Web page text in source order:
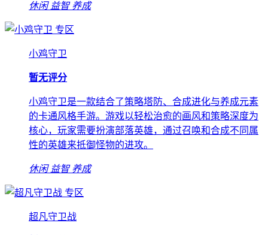
休闲 益智 养成
专区
小鸡守卫
暂无评分
小鸡守卫是一款结合了策略塔防、合成进化与养成元素
的卡通风格手游。游戏以轻松治愈的画风和策略深度为
核心，玩家需要扮演部落英雄，通过召唤和合成不同属
性的英雄来抵御怪物的进攻。
休闲 益智 养成
专区
超凡守卫战